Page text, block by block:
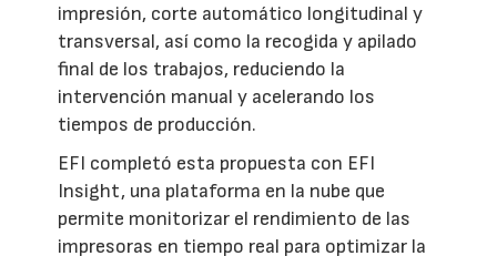
impresión, corte automático longitudinal y
transversal, así como la recogida y apilado
final de los trabajos, reduciendo la
intervención manual y acelerando los
tiempos de producción.
EFI completó esta propuesta con EFI
Insight, una plataforma en la nube que
permite monitorizar el rendimiento de las
impresoras en tiempo real para optimizar la